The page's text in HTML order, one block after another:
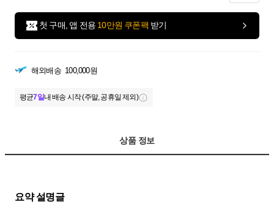
첫 구매, 앱 전용 10만원 쿠폰팩 받기
해외배송 100,000원
평균7일내 배송 시작 (주말, 공휴일 제외)
상품 정보
요약 설명글